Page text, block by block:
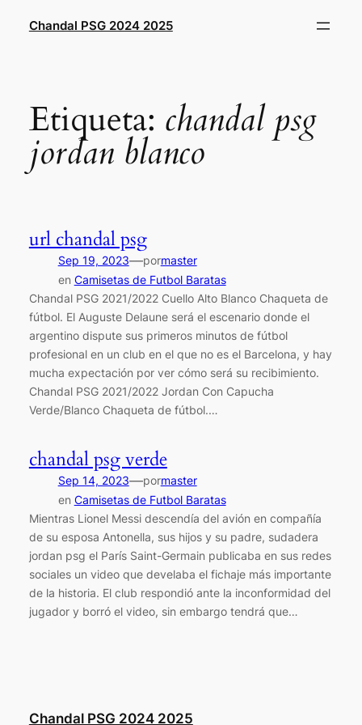
Chandal PSG 2024 2025
Etiqueta: chandal psg
jordan blanco
url chandal psg
Sep 19, 2023—pormaster
en Camisetas de Futbol Baratas
Chandal PSG 2021/2022 Cuello Alto Blanco Chaqueta de
fútbol. El Auguste Delaune será el escenario donde el
argentino dispute sus primeros minutos de fútbol
profesional en un club en el que no es el Barcelona, y hay
mucha expectación por ver cómo será su recibimiento.
Chandal PSG 2021/2022 Jordan Con Capucha
Verde/Blanco Chaqueta de fútbol.…
chandal psg verde
Sep 14, 2023—pormaster
en Camisetas de Futbol Baratas
Mientras Lionel Messi descendía del avión en compañía
de su esposa Antonella, sus hijos y su padre, sudadera
jordan psg el París Saint-Germain publicaba en sus redes
sociales un video que develaba el fichaje más importante
de la historia. El club respondió ante la inconformidad del
jugador y borró el video, sin embargo tendrá que…
Chandal PSG 2024 2025